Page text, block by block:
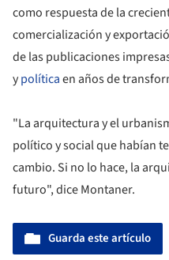
como respuesta de la
comercialización y
de las publicaciones
ypolíticaen años de
"La arquitectura y el
político y social que habían
cambio. Si no lo hace, la
futuro", dice Montaner.
Guarda este artículo